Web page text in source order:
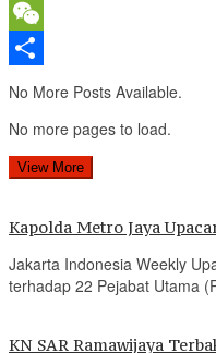
Skype
WeChat
Share
No More Posts Available.
No more pages to load.
View More
Kapolda Metro Jaya
Jakarta Indonesia Weekly
terhadap 22 Pejabat Utama
KN SAR Ramawijaya